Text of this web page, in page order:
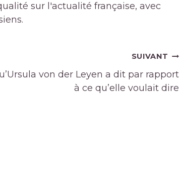
sur l'actualité française, avec
SUIVANT
von der Leyen a dit par rapport
à ce qu’elle voulait dire